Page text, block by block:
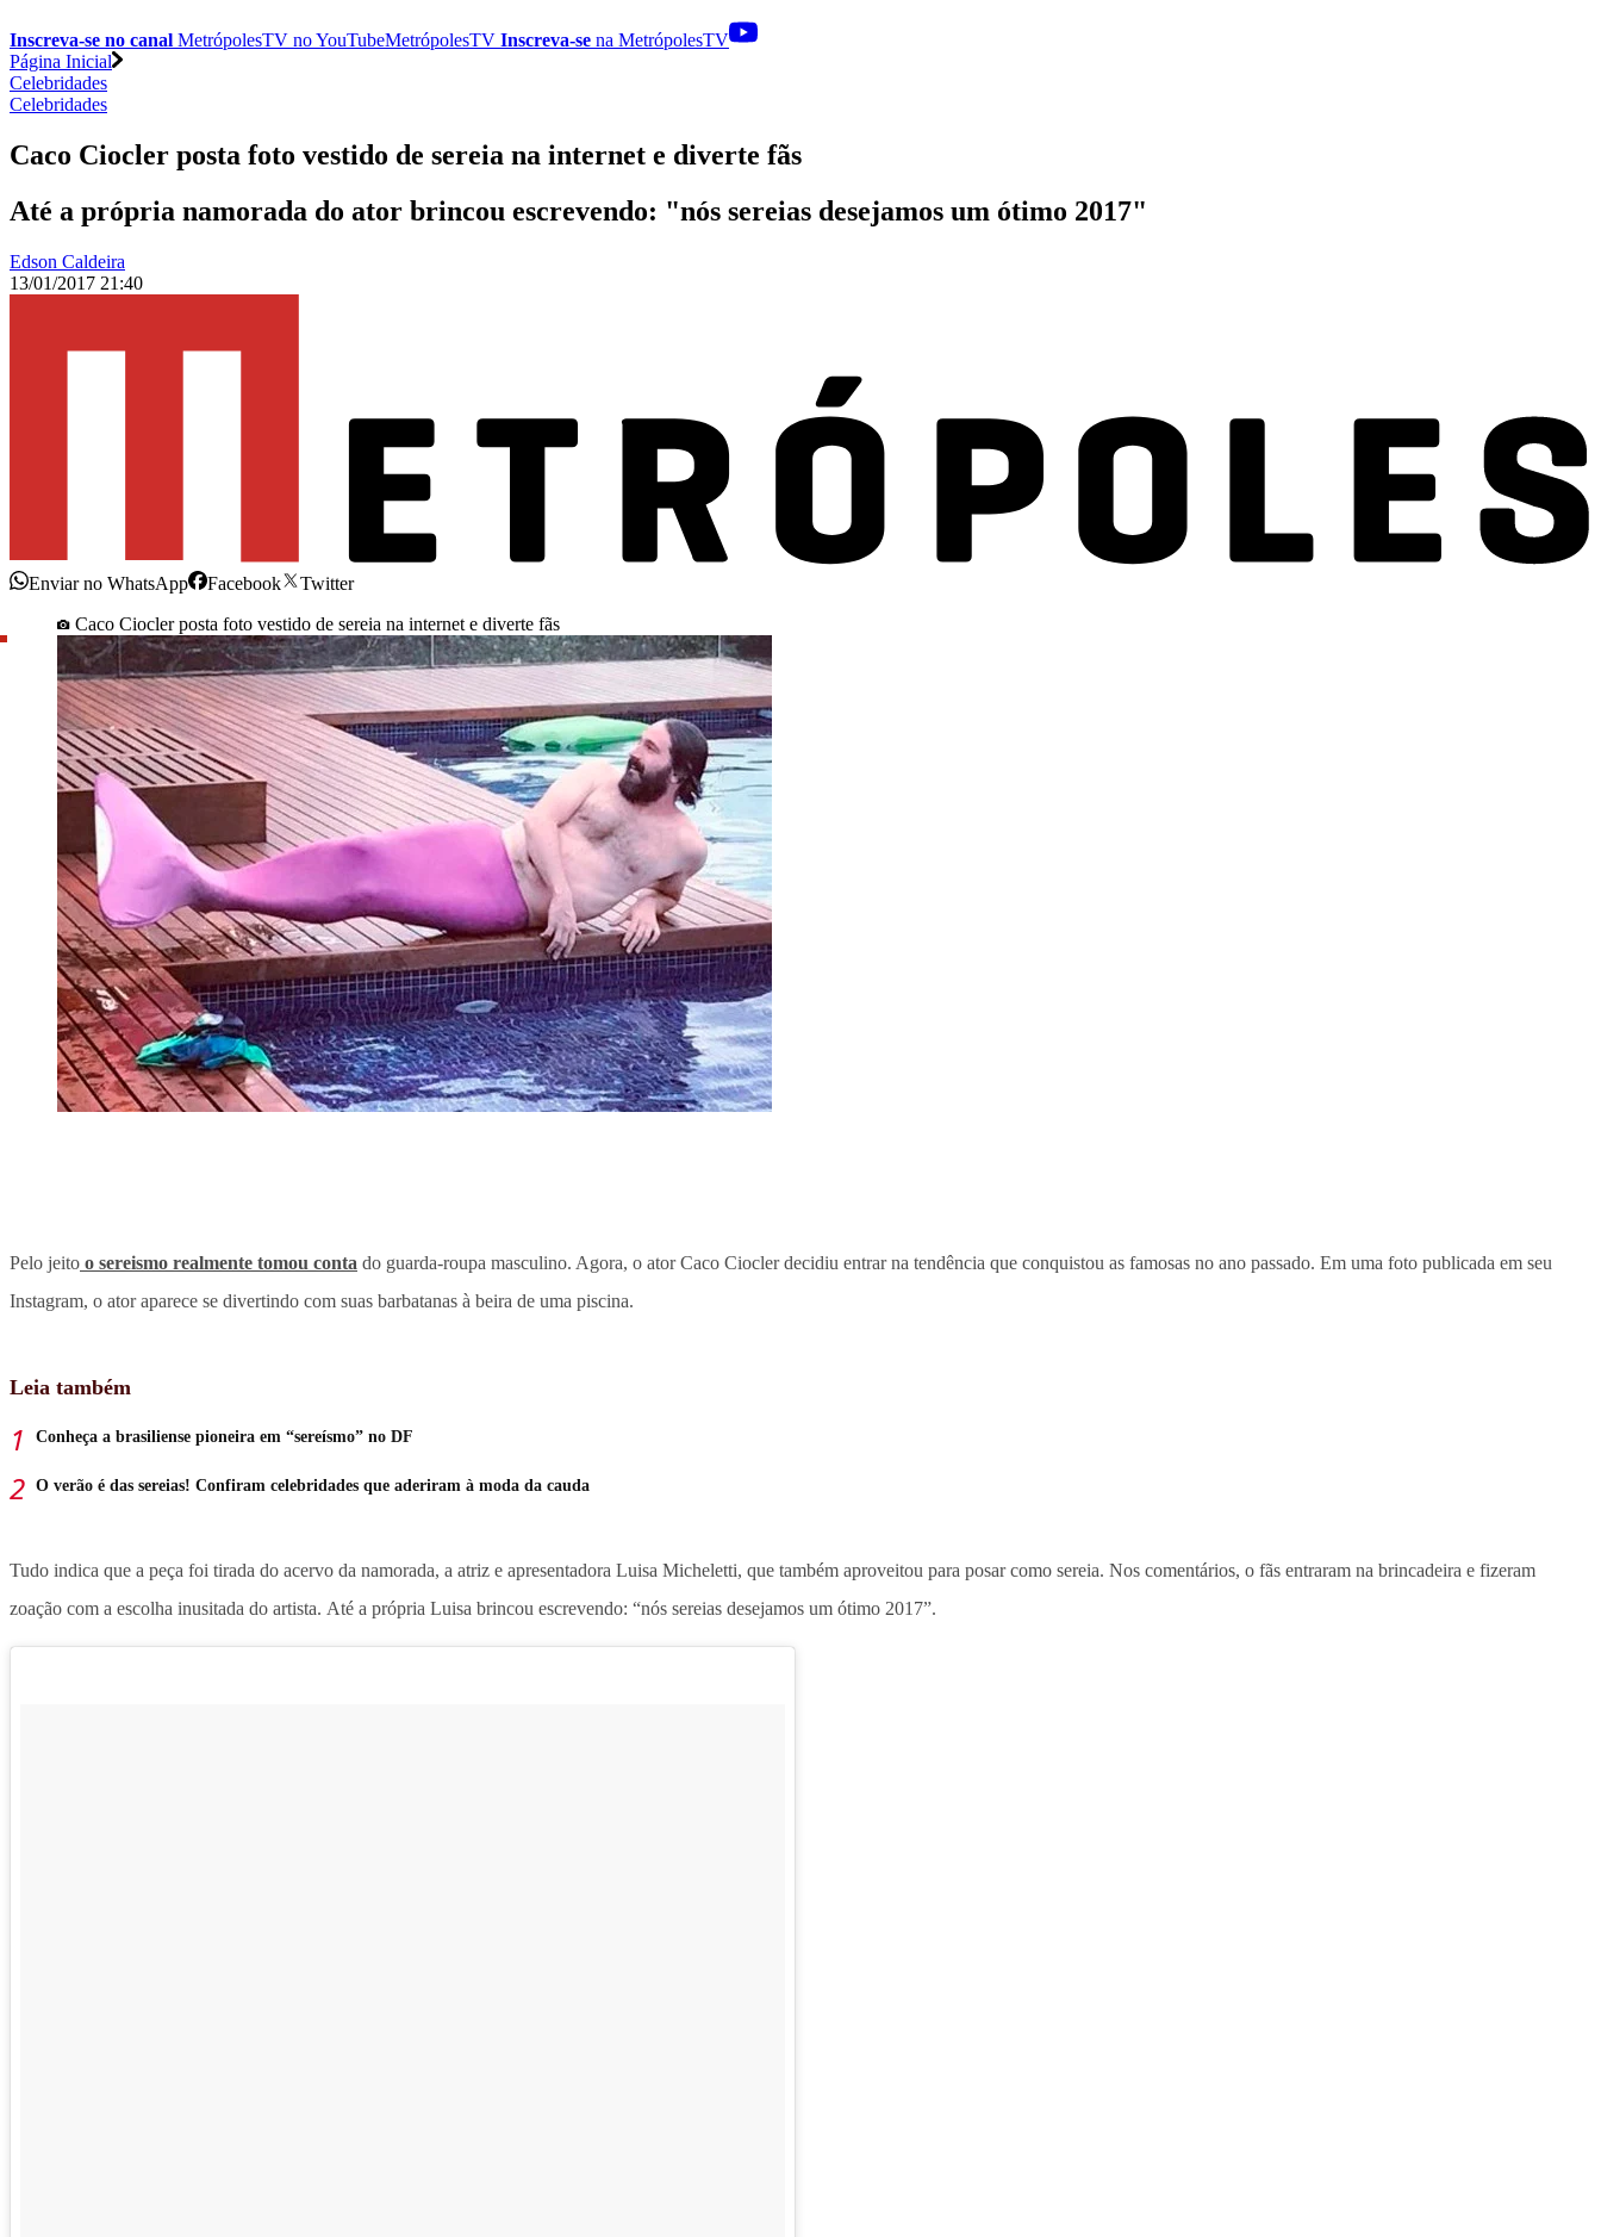
Inscreva-se no canal MetrópolesTV noYouTubeMetrópolesTV Inscreva-se na MetrópolesTV
Página Inicial
Celebridades
Celebridades
Caco Ciocler posta foto vestido de sereia na internet e diverte fãs
Até a própria namorada do ator brincou escrevendo: "nós sereias desejamos um ótimo 2017"
Edson Caldeira
13/01/2017 21:40
Enviar no WhatsApp Facebook
Twitter
Caco Ciocler posta foto vestido de sereia na internet e diverte fãs
Pelo jeito o sereismo realmente tomou conta do guarda-roupa masculino. Agora, o ator Caco Ciocler decidiu entrar na tendência que conquistou as famosas no ano passado. Em uma foto publicada em seu
Instagram, o ator aparece se divertindo com suas barbatanas à beira de uma piscina.
Leia também
Conheça a brasiliense pioneira em “sereísmo” no DF
O verão é das sereias! Confiram celebridades que aderiram à moda da cauda
Tudo indica que a peça foi tirada do acervo da namorada, a atriz e apresentadora Luisa Micheletti, que também aproveitou para posar como sereia. Nos comentários, o fãs entraram na brincadeira e fizeram
zoação com a escolha inusitada do artista. Até a própria Luisa brincou escrevendo: “nós sereias desejamos um ótimo 2017”.